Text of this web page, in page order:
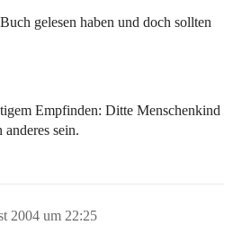
gelesen haben und doch sollten
Empfinden: Ditte Menschenkind
sein.
2004 um 22:25